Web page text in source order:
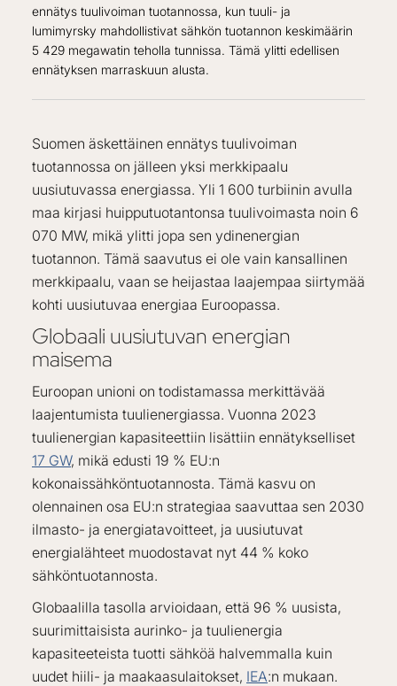
ennätys tuulivoiman tuotannossa, kun tuuli- ja
lumimyrsky mahdollistivat sähkön tuotannon keskimäärin
5 429 megawatin teholla tunnissa. Tämä ylitti edellisen
ennätyksen marraskuun alusta.
Suomen äskettäinen ennätys tuulivoiman
tuotannossa on jälleen yksi merkkipaalu
uusiutuvassa energiassa. Yli 1 600 turbiinin avulla
maa kirjasi huipputuotantonsa tuulivoimasta noin 6
070 MW, mikä ylitti jopa sen ydinenergian
tuotannon. Tämä saavutus ei ole vain kansallinen
merkkipaalu, vaan se heijastaa laajempaa siirtymää
kohti uusiutuvaa energiaa Euroopassa.
Globaali uusiutuvan energian
maisema
Euroopan unioni on todistamassa merkittävää
laajentumista tuulienergiassa. Vuonna 2023
tuulienergian kapasiteettiin lisättiin ennätykselliset
17 GW, mikä edusti 19 % EU:n
kokonaissähköntuotannosta. Tämä kasvu on
olennainen osa EU:n strategiaa saavuttaa sen 2030
ilmasto- ja energiatavoitteet, ja uusiutuvat
energialähteet muodostavat nyt 44 % koko
sähköntuotannosta.
Globaalilla tasolla arvioidaan, että 96 % uusista,
suurimittaisista aurinko- ja tuulienergia
kapasiteeteista tuotti sähköä halvemmalla kuin
uudet hiili- ja maakaasulaitokset, IEA:n mukaan.